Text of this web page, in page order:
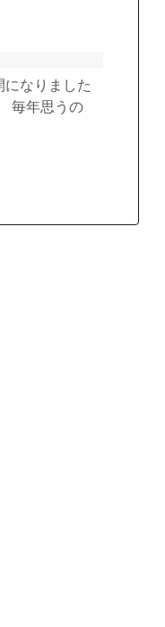
なりました
毎年思うの